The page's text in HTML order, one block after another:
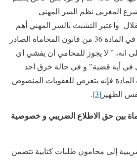
المغربي نظم السر المهني
واعتبر التشبث بالسر المهني أهم
واجبات المحامي، إذ نص في المادة 36 من قانون المحاماة الصادر
10 شتنبر 1993 على انه، ” لا يجوز للمحامي أن يفشي أي
أية قضية” و في حالة خرق احد
فإنه يتعرض للعقوبات المنصوص
[3]
.
بين حق الاطلاع الضريبي و خصوصية
إلى محامون طلبات كتابية تتضمن